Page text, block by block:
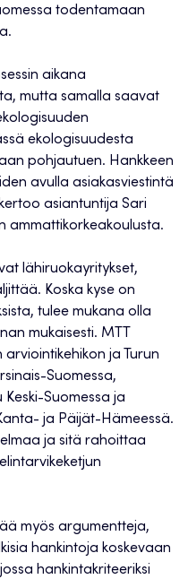
todentamaan
aikana
mutta samalla saavat
ekologisuudesta
pohjautuen. Hankkeen
avulla asiakasviestintä
asiantuntija Sari
ammattikorkeakoulusta.
lähiruokayritykset,
Koska kyse on
tulee mukana olla
mukaisesti. MTT
ja Turun
Suomessa,
Keski-Suomessa ja
ja Päijät-Hämeessä.
ja sitä rahoittaa
myös argumentteja,
hankintoja koskevaan
hankintakriteeriksi